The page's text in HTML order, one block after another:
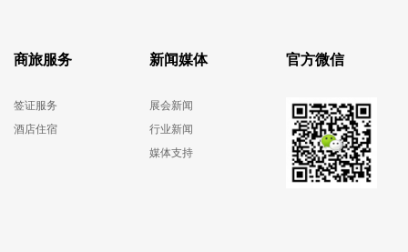
商旅服务
签证服务
酒店住宿
新闻媒体
展会新闻
行业新闻
媒体支持
官方微信